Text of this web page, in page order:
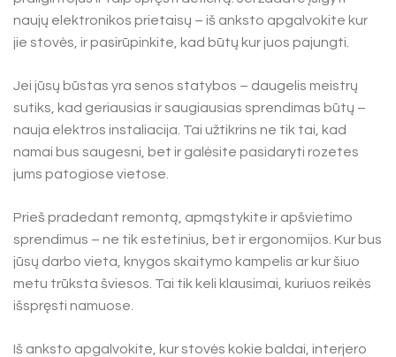
naujų elektronikos prietaisų – iš anksto apgalvokite kur
jie stovės, ir pasirūpinkite, kad būtų kur juos pajungti.
Jei jūsų būstas yra senos statybos – daugelis meistrų
sutiks, kad geriausias ir saugiausias sprendimas būtų –
nauja elektros instaliacija. Tai užtikrins ne tik tai, kad
namai bus saugesni, bet ir galėsite pasidaryti rozetes
jums patogiose vietose.
Prieš pradedant remontą, apmąstykite ir apšvietimo
sprendimus – ne tik estetinius, bet ir ergonomijos. Kur bus
jūsų darbo vieta, knygos skaitymo kampelis ar kur šiuo
metu trūksta šviesos. Tai tik keli klausimai, kuriuos reikės
išspręsti namuose.
Iš anksto apgalvokite, kur stovės kokie baldai, interjero